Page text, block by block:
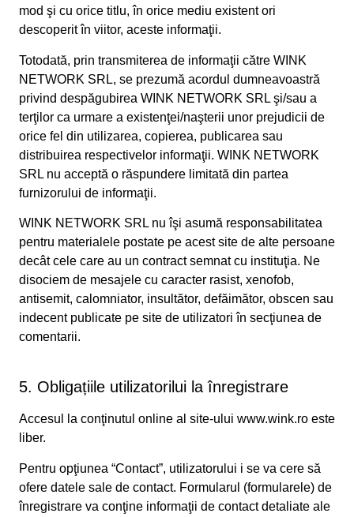
mod şi cu orice titlu, în orice mediu existent ori
descoperit în viitor, aceste informaţii.
Totodată, prin transmiterea de informaţii către WINK
NETWORK SRL, se prezumă acordul dumneavoastră
privind despăgubirea WINK NETWORK SRL şi/sau a
terţilor ca urmare a existenţei/naşterii unor prejudicii de
orice fel din utilizarea, copierea, publicarea sau
distribuirea respectivelor informaţii. WINK NETWORK
SRL nu acceptă o răspundere limitată din partea
furnizorului de informaţii.
WINK NETWORK SRL nu îşi asumă responsabilitatea
pentru materialele postate pe acest site de alte persoane
decât cele care au un contract semnat cu instituţia. Ne
disociem de mesajele cu caracter rasist, xenofob,
antisemit, calomniator, insultător, defăimător, obscen sau
indecent publicate pe site de utilizatori în secţiunea de
comentarii.
5. Obligațiile utilizatorilui la înregistrare
Accesul la conţinutul online al site-ului www.wink.ro este
liber.
Pentru opţiunea “Contact”, utilizatorului i se va cere să
ofere datele sale de contact. Formularul (formularele) de
înregistrare va conţine informaţii de contact detaliate ale